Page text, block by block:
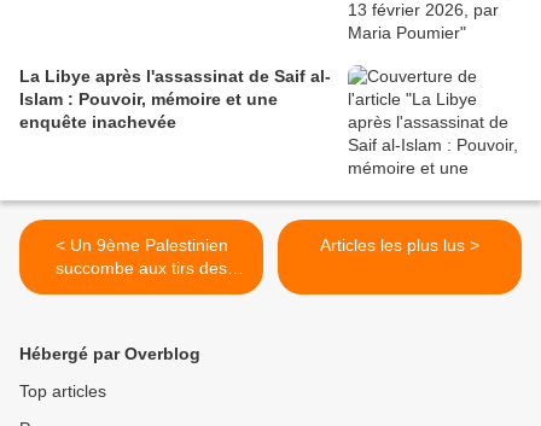
La Libye après l'assassinat de Saif al-
Islam : Pouvoir, mémoire et une
enquête inachevée
< Un 9ème Palestinien
succombe aux tirs des
forces d’occupation
Articles les plus lus >
Hébergé par Overblog
Top articles